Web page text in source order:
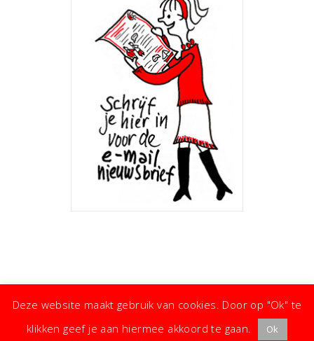
Deze website maakt gebruik van cookies. Door op "Ok" te
klikken geef je aan hiermee akkoord te gaan.
Ok